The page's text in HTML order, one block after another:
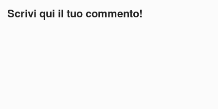
Scrivi qui il tuo commento!